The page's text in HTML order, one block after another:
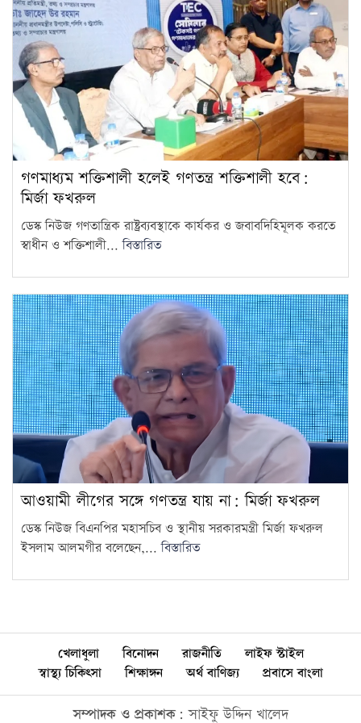
গণমাধ্যম শক্তিশালী হলেই গণতন্ত্র শক্তিশালী হবে:
মির্জা ফখরুল
ডেস্ক নিউজ গণতান্ত্রিক রাষ্ট্রব্যবস্থাকে কার্যকর ও জবাবদিহিমূলক করতে
স্বাধীন ও শক্তিশালী...বিস্তারিত
আওয়ামী লীগের সঙ্গে গণতন্ত্র যায় না: মির্জা ফখরুল
ডেস্ক নিউজ বিএনপির মহাসচিব ও স্থানীয় সরকারমন্ত্রী মির্জা ফখরুল
ইসলাম আলমগীর বলেছেন,...বিস্তারিত
খেলাধুলা বিনোদন রাজনীতি
লাইফ স্টাইল
স্বাস্থ্য চিকিৎসা
শিক্ষাঙ্গন অর্থ বাণিজ্য প্রবাসে বাংলা
সম্পাদক ও প্রকাশক: সাইফু উদ্দিন খালেদ